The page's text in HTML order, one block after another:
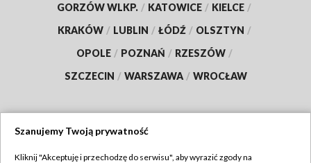
GORZÓW WLKP. / KATOWICE / KIELCE /
KRAKÓW / LUBLIN / ŁÓDŹ / OLSZTYN /
OPOLE / POZNAŃ / RZESZÓW /
SZCZECIN / WARSZAWA / WROCŁAW
Szanujemy Twoją prywatność
Kliknij "Akceptuję i przechodzę do serwisu", aby wyrazić zgody na